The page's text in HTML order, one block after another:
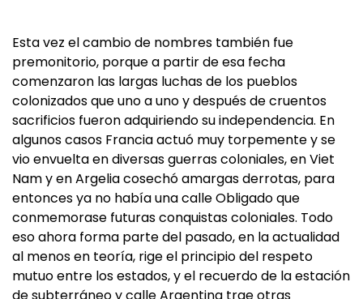
Esta vez el cambio de nombres también fue
premonitorio, porque a partir de esa fecha
comenzaron las largas luchas de los pueblos
colonizados que uno a uno y después de cruentos
sacrificios fueron adquiriendo su independencia. En
algunos casos Francia actuó muy torpemente y se
vio envuelta en diversas guerras coloniales, en Viet
Nam y en Argelia cosechó amargas derrotas, para
entonces ya no había una calle Obligado que
conmemorase futuras conquistas coloniales. Todo
eso ahora forma parte del pasado, en la actualidad
al menos en teoría, rige el principio del respeto
mutuo entre los estados, y el recuerdo de la estación
de subterráneo y calle Argentina trae otras